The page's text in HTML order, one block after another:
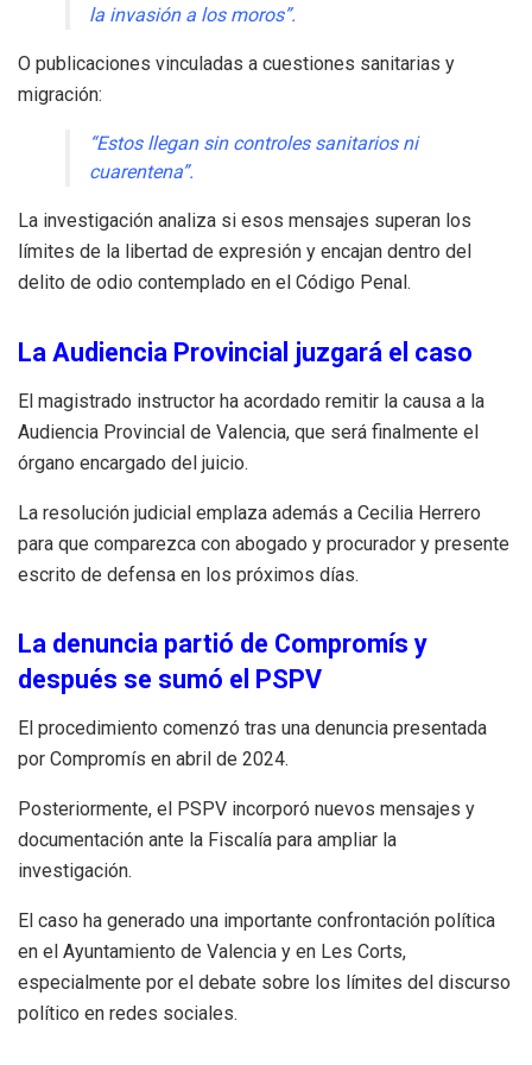
la invasión a los moros”.
O publicaciones vinculadas a cuestiones sanitarias y
migración:
“Estos llegan sin controles sanitarios ni
cuarentena”.
La investigación analiza si esos mensajes superan los
límites de la libertad de expresión y encajan dentro del
delito de odio contemplado en el Código Penal.
La Audiencia Provincial juzgará el caso
El magistrado instructor ha acordado remitir la causa a la
Audiencia Provincial de Valencia, que será finalmente el
órgano encargado del juicio.
La resolución judicial emplaza además a Cecilia Herrero
para que comparezca con abogado y procurador y presente
escrito de defensa en los próximos días.
La denuncia partió de Compromís y
después se sumó el PSPV
El procedimiento comenzó tras una denuncia presentada
por Compromís en abril de 2024.
Posteriormente, el PSPV incorporó nuevos mensajes y
documentación ante la Fiscalía para ampliar la
investigación.
El caso ha generado una importante confrontación política
en el Ayuntamiento de Valencia y en Les Corts,
especialmente por el debate sobre los límites del discurso
político en redes sociales.